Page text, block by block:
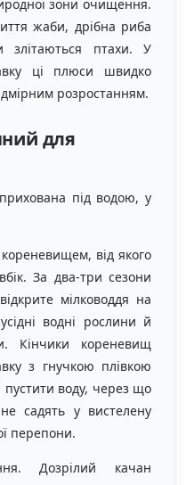
зони очищення.
жаби, дрібна риба
злітаються птахи. У
ці плюси швидко
розростанням.
для
під водою, у
від якого
За два-три сезони
мілководдя на
водні рослини й
Кінчики кореневищ
з гнучкою плівкою
пустити воду, через що
садять у вистелену
перепони.
Дозрілий качан